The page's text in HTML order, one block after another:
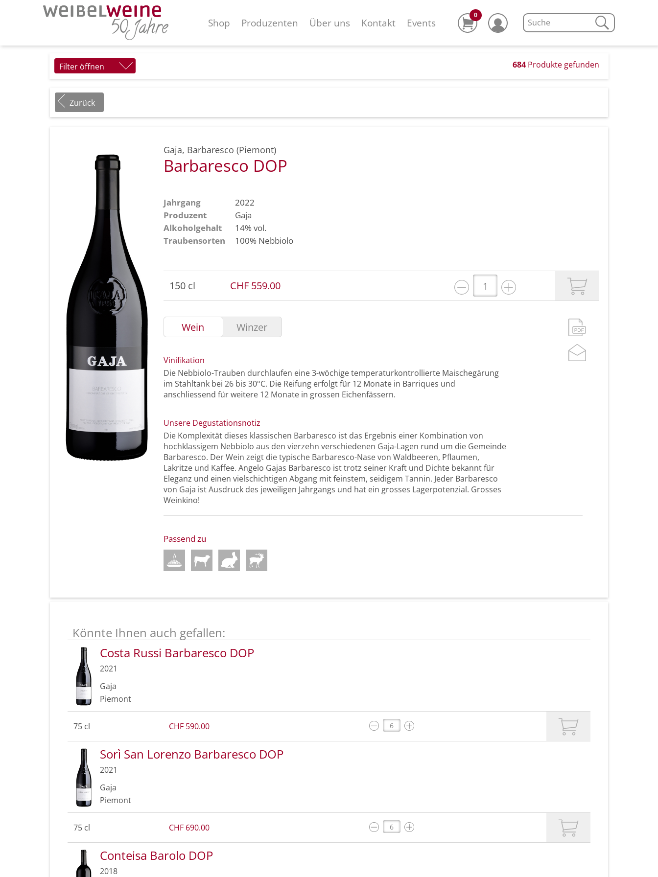
Shop Produzenten Über uns Kontakt Events
0
Filter öffnen 684 Produkte gefunden
Zurück
Gaja, Barbaresco (Piemont)
Barbaresco DOP
Jahrgang
2022
Produzent
Gaja
Alkoholgehalt
14% vol.
Traubensorten
100% Nebbiolo
150 cl CHF 559.00
Wein Winzer
Vinifikation
Die Nebbiolo-Trauben durchlaufen eine 3-wöchige temperaturkontrollierte Maischegärung
im Stahltank bei 26 bis 30°C. Die Reifung erfolgt für 12 Monate in Barriques und
anschliessend für weitere 12 Monate in grossen Eichenfässern.
Unsere Degustationsnotiz
Die Komplexität dieses klassischen Barbaresco ist das Ergebnis einer Kombination von
hochklassigem Nebbiolo aus den vierzehn verschiedenen Gaja-Lagen rund um die Gemeinde
Barbaresco. Der Wein zeigt die typische Barbaresco-Nase von Waldbeeren, Pflaumen,
Lakritze und Kaffee. Angelo Gajas Barbaresco ist trotz seiner Kraft und Dichte bekannt für
Eleganz und einen vielschichtigen Abgang mit feinstem, seidigem Tannin. Jeder Barbaresco
von Gaja ist Ausdruck des jeweiligen Jahrgangs und hat ein grosses Lagerpotenzial. Grosses
Weinkino!
Passend zu
Könnte Ihnen auch gefallen:
Costa Russi Barbaresco DOP
2021
Gaja
Piemont
75 cl CHF 590.00
Sorì San Lorenzo Barbaresco DOP
2021
Gaja
Piemont
75 cl CHF 690.00
Conteisa Barolo DOP
2018